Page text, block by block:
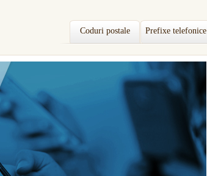
Coduri postale Prefixe telefonice